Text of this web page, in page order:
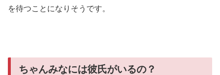
を待つことになりそうです。
ちゃんみなには彼氏がいるの？